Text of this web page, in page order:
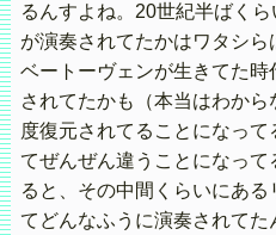
るんすよね。20世紀半ばく
が演奏されてたかはワタシ
ベートーヴェンが生きてた
されてたかも（本当はわか
度復元されてることになっ
てぜんぜん違うことになっ
ると、その中間くらいにあ
てどんなふうに演奏されて